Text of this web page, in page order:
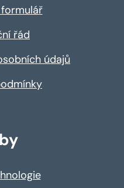
formulář
řád
údajů